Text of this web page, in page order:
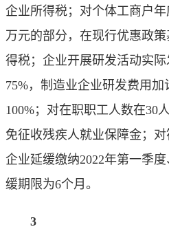
企业所得税；对个体工商户
万元的部分，在现行优惠政
得税；企业开展研发活动实
75%，制造业企业研发费用加
100%；对在职职工人数在30
免征收残疾人就业保障金；
企业延缓缴纳2022年第一季
缓期限为6个月。
3